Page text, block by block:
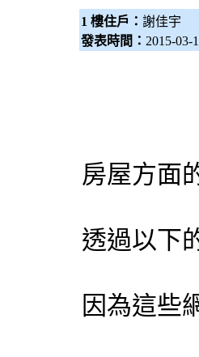
1 樓住戶： 謝佳宇
發表時間： 2015-03-
房屋方面
透過以下
因為這些